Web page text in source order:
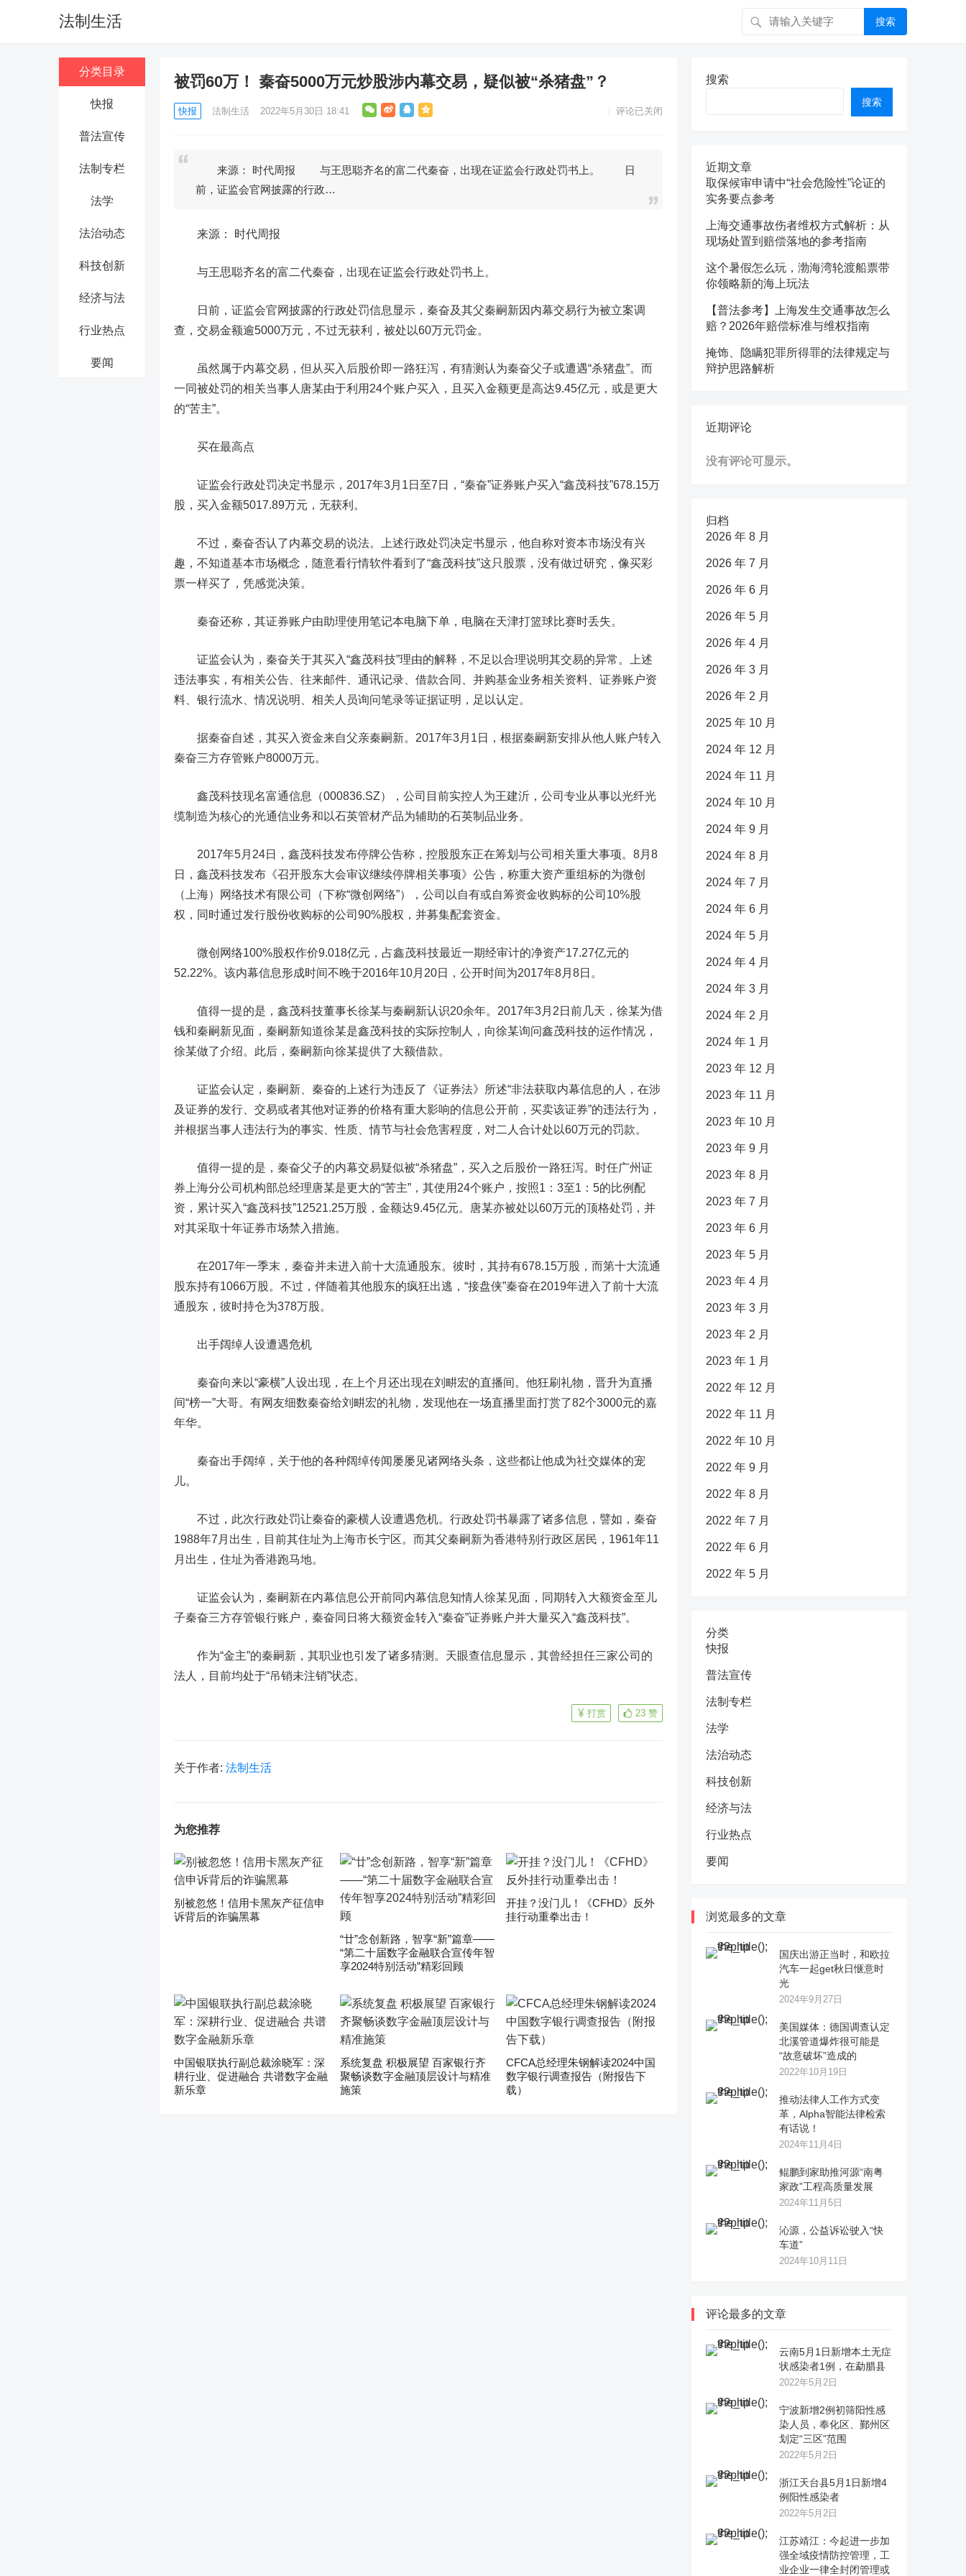
法制生活 搜索
分类目录
快报
普法宣传
法制专栏
法学
法治动态
科技创新
经济与法
行业热点
要闻
被罚60万！ 秦奋5000万元炒股涉内幕交易，疑似被“杀猪盘”？
快报 法制生活 2022年5月30日 18:41 评论已关闭
来源： 时代周报 与王思聪齐名的富二代秦奋，出现在证监会行政处罚书上。 日
前，证监会官网披露的行政…
来源： 时代周报
与王思聪齐名的富二代秦奋，出现在证监会行政处罚书上。
日前，证监会官网披露的行政处罚信息显示，秦奋及其父秦嗣新因内幕交易行为被立案调
查，交易金额逾5000万元，不过无获利，被处以60万元罚金。
虽然属于内幕交易，但从买入后股价即一路狂泻，有猜测认为秦奋父子或遭遇“杀猪盘”。而
一同被处罚的相关当事人唐某由于利用24个账户买入，且买入金额更是高达9.45亿元，或是更大
的“苦主”。
买在最高点
证监会行政处罚决定书显示，2017年3月1日至7日，“秦奋”证券账户买入“鑫茂科技”678.15万
股，买入金额5017.89万元，无获利。
不过，秦奋否认了内幕交易的说法。上述行政处罚决定书显示，他自称对资本市场没有兴
趣，不知道基本市场概念，随意看行情软件看到了“鑫茂科技”这只股票，没有做过研究，像买彩
票一样买了，凭感觉决策。
秦奋还称，其证券账户由助理使用笔记本电脑下单，电脑在天津打篮球比赛时丢失。
证监会认为，秦奋关于其买入“鑫茂科技”理由的解释，不足以合理说明其交易的异常。上述
违法事实，有相关公告、往来邮件、通讯记录、借款合同、并购基金业务相关资料、证券账户资
料、银行流水、情况说明、相关人员询问笔录等证据证明，足以认定。
据秦奋自述，其买入资金来自父亲秦嗣新。2017年3月1日，根据秦嗣新安排从他人账户转入
秦奋三方存管账户8000万元。
鑫茂科技现名富通信息
（000836.SZ），公司目前实控人为王建沂，公司专业从事以光纤光
缆制造为核心的光通信业务和以石英管材产品为辅助的石英制品业务。
2017年5月24日，鑫茂科技发布停牌公告称，控股股东正在筹划与公司相关重大事项。8月8
日，鑫茂科技发布《召开股东大会审议继续停牌相关事项》公告，称重大资产重组标的为微创
（上海）网络技术有限公司（下称“微创网络”），公司以自有或自筹资金收购标的公司10%股
权，同时通过发行股份收购标的公司90%股权，并募集配套资金。
微创网络100%股权作价9.018亿元，占鑫茂科技最近一期经审计的净资产17.27亿元的
52.22%。该内幕信息形成时间不晚于2016年10月20日，公开时间为2017年8月8日。
值得一提的是，鑫茂科技董事长徐某与秦嗣新认识20余年。2017年3月2日前几天，徐某为借
钱和秦嗣新见面，秦嗣新知道徐某是鑫茂科技的实际控制人，向徐某询问鑫茂科技的运作情况，
徐某做了介绍。此后，秦嗣新向徐某提供了大额借款。
证监会认定，秦嗣新、秦奋的上述行为违反了《证券法》所述“非法获取内幕信息的人，在涉
及证券的发行、交易或者其他对证券的价格有重大影响的信息公开前，买卖该证券”的违法行为，
并根据当事人违法行为的事实、性质、情节与社会危害程度，对二人合计处以60万元的罚款。
值得一提的是，秦奋父子的内幕交易疑似被“杀猪盘”，买入之后股价一路狂泻。时任广州证
券上海分公司机构部总经理唐某是更大的“苦主”，其使用24个账户，按照1：3至1：5的比例配
资，累计买入“鑫茂科技”12521.25万股，金额达9.45亿元。唐某亦被处以60万元的顶格处罚，并
对其采取十年证券市场禁入措施。
在2017年一季末，秦奋并未进入前十大流通股东。彼时，其持有678.15万股，而第十大流通
股东持有1066万股。不过，伴随着其他股东的疯狂出逃，“接盘侠”秦奋在2019年进入了前十大流
通股东，彼时持仓为378万股。
出手阔绰人设遭遇危机
秦奋向来以“豪横”人设出现，在上个月还出现在刘畊宏的直播间。他狂刷礼物，晋升为直播
间“榜一”大哥。有网友细数秦奋给刘畊宏的礼物，发现他在一场直播里面打赏了82个3000元的嘉
年华。
秦奋出手阔绰，关于他的各种阔绰传闻屡屡见诸网络头条，这些都让他成为社交媒体的宠
儿。
不过，此次行政处罚让秦奋的豪横人设遭遇危机。行政处罚书暴露了诸多信息，譬如，秦奋
1988年7月出生，目前其住址为上海市长宁区。而其父秦嗣新为香港特别行政区居民，1961年11
月出生，住址为香港跑马地。
证监会认为，秦嗣新在内幕信息公开前同内幕信息知情人徐某见面，同期转入大额资金至儿
子秦奋三方存管银行账户，秦奋同日将大额资金转入“秦奋”证券账户并大量买入“鑫茂科技”。
作为“金主”的秦嗣新，其职业也引发了诸多猜测。天眼查信息显示，其曾经担任三家公司的
法人，目前均处于“吊销未注销”状态。
23 赞
打赏
关于作者: 法制生活
为您推荐
别被忽悠！信用卡黑灰产征信申
诉背后的诈骗黑幕
“廿”念创新路，智享“新”篇章——
“第二十届数字金融联合宣传年智
享2024特别活动”精彩回顾
开挂？没门儿！《CFHD》反外
挂行动重拳出击！
中国银联执行副总裁涂晓军：深
耕行业、促进融合 共谱数字金融
新乐章
系统复盘 积极展望 百家银行齐
聚畅谈数字金融顶层设计与精准
施策
CFCA总经理朱钢解读2024中国
数字银行调查报告（附报告下
载）
搜索
搜索
近期文章
取保候审申请中“社会危险性”论证的
实务要点参考
上海交通事故伤者维权方式解析：从
现场处置到赔偿落地的参考指南
这个暑假怎么玩，渤海湾轮渡船票带
你领略新的海上玩法
【普法参考】上海发生交通事故怎么
赔？2026年赔偿标准与维权指南
掩饰、隐瞒犯罪所得罪的法律规定与
辩护思路解析
近期评论
没有评论可显示。
归档
2026 年 8 月
2026 年 7 月
2026 年 6 月
2026 年 5 月
2026 年 4 月
2026 年 3 月
2026 年 2 月
2025 年 10 月
2024 年 12 月
2024 年 11 月
2024 年 10 月
2024 年 9 月
2024 年 8 月
2024 年 7 月
2024 年 6 月
2024 年 5 月
2024 年 4 月
2024 年 3 月
2024 年 2 月
2024 年 1 月
2023 年 12 月
2023 年 11 月
2023 年 10 月
2023 年 9 月
2023 年 8 月
2023 年 7 月
2023 年 6 月
2023 年 5 月
2023 年 4 月
2023 年 3 月
2023 年 2 月
2023 年 1 月
2022 年 12 月
2022 年 11 月
2022 年 10 月
2022 年 9 月
2022 年 8 月
2022 年 7 月
2022 年 6 月
2022 年 5 月
分类
快报
普法宣传
法制专栏
法学
法治动态
科技创新
经济与法
行业热点
要闻
浏览最多的文章
国庆出游正当时，和欧拉
汽车一起get秋日惬意时
光
2024年9月27日
美国媒体：德国调查认定
北溪管道爆炸很可能是
“故意破坏”造成的
2022年10月19日
推动法律人工作方式变
革，Alpha智能法律检索
有话说！
2024年11月4日
鲲鹏到家助推河源“南粤
家政”工程高质量发展
2024年11月5日
沁源，公益诉讼驶入“快
车道”
2024年10月11日
评论最多的文章
云南5月1日新增本土无症
状感染者1例，在勐腊县
2022年5月2日
宁波新增2例初筛阳性感
染人员，奉化区、鄞州区
划定“三区”范围
2022年5月2日
浙江天台县5月1日新增4
例阳性感染者
2022年5月2日
江苏靖江：今起进一步加
强全域疫情防控管理，工
业企业一律全封闭管理或